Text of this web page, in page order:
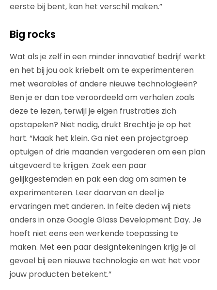
eerste bij bent, kan het verschil maken.”
Big rocks
Wat als je zelf in een minder innovatief bedrijf werkt
en het bij jou ook kriebelt om te experimenteren
met wearables of andere nieuwe technologieën?
Ben je er dan toe veroordeeld om verhalen zoals
deze te lezen, terwijl je eigen frustraties zich
opstapelen? Niet nodig, drukt Brechtje je op het
hart. “Maak het klein. Ga niet een projectgroep
optuigen of drie maanden vergaderen om een plan
uitgevoerd te krijgen. Zoek een paar
gelijkgestemden en pak een dag om samen te
experimenteren. Leer daarvan en deel je
ervaringen met anderen. In feite deden wij niets
anders in onze Google Glass Development Day. Je
hoeft niet eens een werkende toepassing te
maken. Met een paar designtekeningen krijg je al
gevoel bij een nieuwe technologie en wat het voor
jouw producten betekent.”